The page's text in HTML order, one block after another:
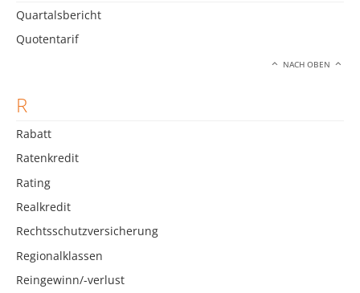
Quartalsbericht
Quotentarif
NACH OBEN
R
Rabatt
Ratenkredit
Rating
Realkredit
Rechtsschutzversicherung
Regionalklassen
Reingewinn/-verlust